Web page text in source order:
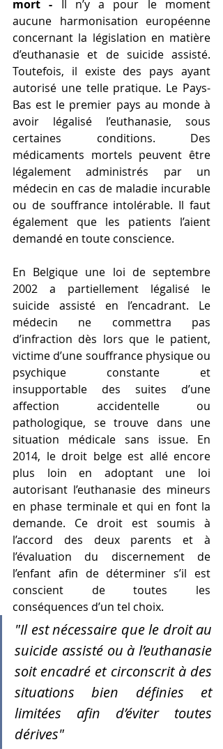
mort - Il n’y a pour le moment
aucune harmonisation européenne
concernant la législation en matière
d’euthanasie et de suicide assisté.
Toutefois, il existe des pays ayant
autorisé une telle pratique. Le Pays-
Bas est le premier pays au monde à
avoir légalisé l’euthanasie, sous
certaines conditions. Des
médicaments mortels peuvent être
légalement administrés par un
médecin en cas de maladie incurable
ou de souffrance intolérable. Il faut
également que les patients l’aient
demandé en toute conscience.
En Belgique une loi de septembre
2002 a partiellement légalisé le
suicide assisté en l’encadrant. Le
médecin ne commettra pas
d’infraction dès lors que le patient,
victime d’une souffrance physique ou
psychique constante et
insupportable des suites d’une
affection accidentelle ou
pathologique, se trouve dans une
situation médicale sans issue. En
2014, le droit belge est allé encore
plus loin en adoptant une loi
autorisant l’euthanasie des mineurs
en phase terminale et qui en font la
demande. Ce droit est soumis à
l’accord des deux parents et à
l’évaluation du discernement de
l’enfant afin de déterminer s’il est
conscient de toutes les
conséquences d’un tel choix.
"Il est nécessaire que le droit au
suicide assisté ou à l’euthanasie
soit encadré et circonscrit à des
situations bien définies et
limitées afin d’éviter toutes
dérives"